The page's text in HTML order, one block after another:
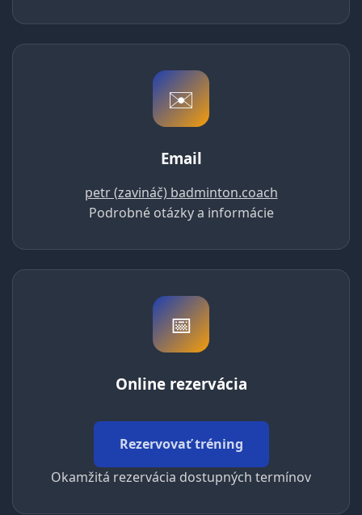
✉️
Email
petr (zavináč) badminton.coach
Podrobné otázky a informácie
📅
Online rezervácia
Rezervovať tréning
Okamžitá rezervácia dostupných termínov